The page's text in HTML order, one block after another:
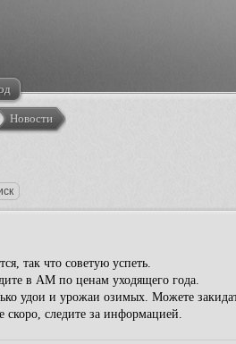
Новости
так что советую успеть.
в АМ по ценам уходящего года.
удои и урожаи озимых. Можете
следите за информацией.